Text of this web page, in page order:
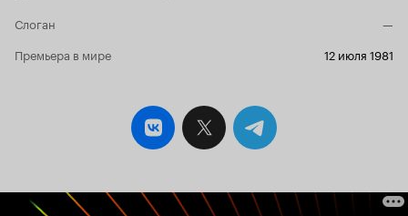
Слоган
—
Премьера в мире
12 июля 1981